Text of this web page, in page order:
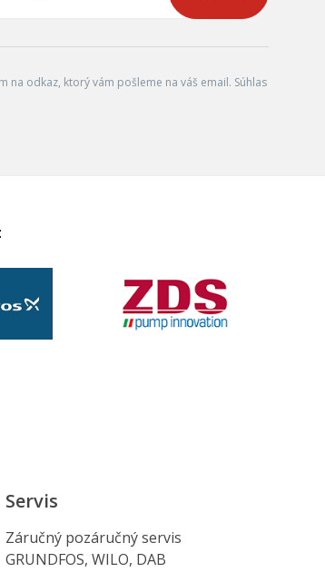
odkaz, ktorý vám pošleme na váš email. Súhlas
Servis
Záručný pozáručný servis
GRUNDFOS, WILO, DAB